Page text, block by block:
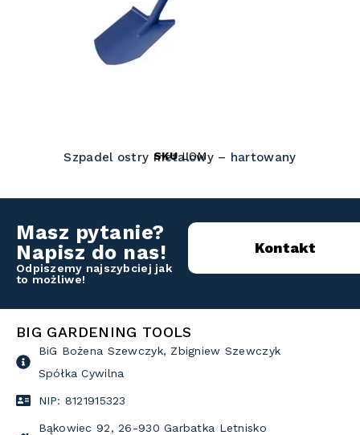
Szpadel ostry metalowy – hartowany
SKULOM
Masz pytanie?
Napisz do nas!
Odpiszemy najszybciej jak
to możliwe!
Kontakt
BIG GARDENING TOOLS
BiG Bożena Szewczyk, Zbigniew Szewczyk
Spółka Cywilna
NIP: 8121915323
Bąkowiec 92, 26-930 Garbatka Letnisko